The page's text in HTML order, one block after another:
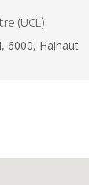
(UCL)
6000, Hainaut